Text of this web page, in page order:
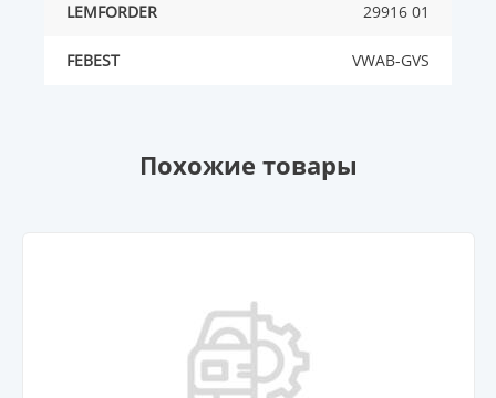
LEMFORDER 29916 01
FEBEST VWAB-GVS
Похожие товары